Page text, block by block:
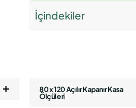
İçindekiler
80 x 120 Açılır Kapanır Kasa
Ölçüleri